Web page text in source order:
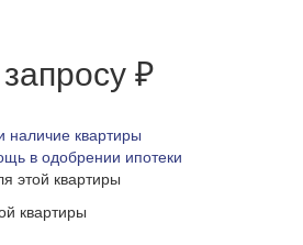
₽
наличие квартиры
в одобрении ипотеки
этой квартиры
квартиры